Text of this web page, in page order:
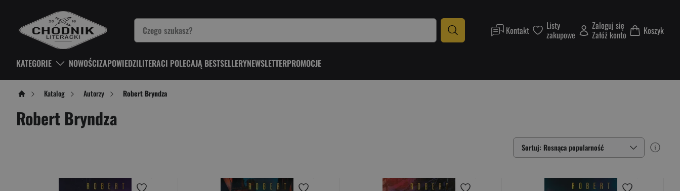
Kontakt Listy
zakupowe
Zaloguj się
Załóż konto Koszyk
KATEGORIE NOWOŚCIZAPOWIEDZILITERACI POLECAJĄ BESTSELLERYNEWSLETTERPROMOCJE
Katalog Autorzy Robert Bryndza
Robert Bryndza
Sortuj: Rosnąca popularność